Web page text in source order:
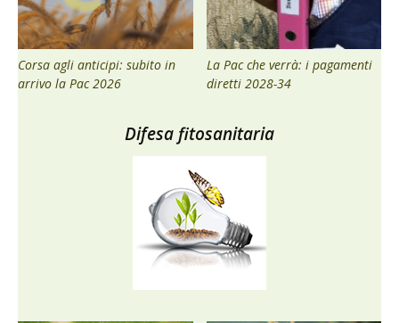
Corsa agli anticipi: subito in
arrivo la Pac 2026
La Pac che verrà: i pagamenti
diretti 2028-34
Difesa fitosanitaria